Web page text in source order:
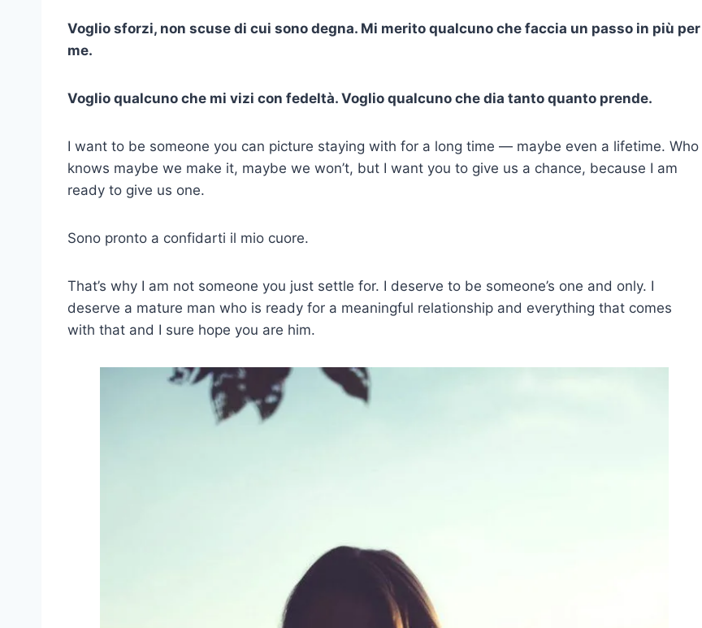
Voglio sforzi, non scuse di cui sono degna. Mi merito qualcuno che faccia un passo in più per
me.
Voglio qualcuno che mi vizi con fedeltà. Voglio qualcuno che dia tanto quanto prende.
I want to be someone you can picture staying with for a long time — maybe even a lifetime. Who
knows maybe we make it, maybe we won’t, but I want you to give us a chance, because I am
ready to give us one.
Sono pronto a confidarti il mio cuore.
That’s why I am not someone you just settle for. I deserve to be someone’s one and only. I
deserve a mature man who is ready for a meaningful relationship and everything that comes
with that and I sure hope you are him.